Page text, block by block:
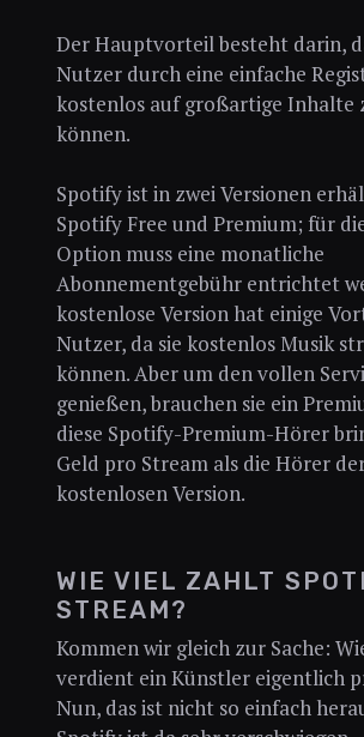
Der Hauptvorteil besteht darin,
Nutzer durch eine einfache
kostenlos auf großartige Inhalte
können.
Spotify ist in zwei Versionen
Spotify Free und Premium; für
Option muss eine monatliche
Abonnementgebühr entrichtet
kostenlose Version hat einige
Nutzer, da sie kostenlos Musik
können. Aber um den vollen
genießen, brauchen sie ein
diese Spotify-Premium-Hörer
Geld pro Stream als die Hörer
kostenlosen Version.
WIE VIEL ZAHLT
STREAM?
Kommen wir gleich zur Sache:
verdient ein Künstler eigentlich
Nun, das ist nicht so einfach